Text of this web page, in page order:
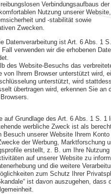
Verbindungsaufbaus
Nutzung unserer Website,
und -stabilität sowie
Zwecken.
Datenverarbeitung ist Art. 6 Abs. 1
Fall verwenden wir die erhobenen
des Website-Besuchs das
von Ihrem Browser unterstützt wird,
unterstützt, wird
übertragen wird, erkennen Sie
auf Grundlage des Art. 6 Abs. 1 S.
werbliche Zweck ist als
Besuch unserer Website Ihrem
der Werbung, Marktforschung
erstellt, z. B. um Ihre
auf unserer Website zu
und die weitere
zum Schutz Ihrer
ist davon auszugehen,